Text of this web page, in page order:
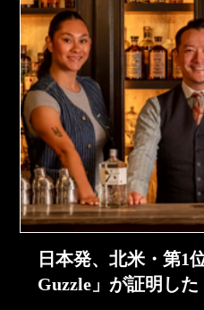
日本発、北米・第
Guzzle」が証明し